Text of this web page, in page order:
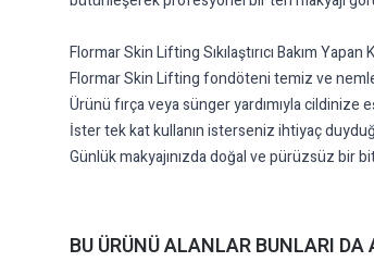
Flormar Skin Lifting Sıkılaştırıcı Bakım
Flormar Skin Lifting fondöteni temiz ve
Ürünü fırça veya sünger yardımıyla cildinize
İster tek kat kullanın isterseniz ihtiyaç
Günlük makyajınızda doğal ve pürüzsüz bir
BU ÜRÜNÜ ALANLAR BUNLARI DA